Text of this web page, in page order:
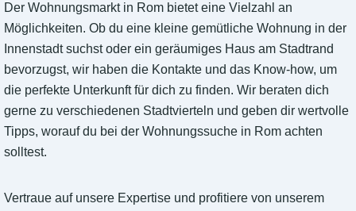
Der Wohnungsmarkt in Rom bietet eine Vielzahl an
Möglichkeiten. Ob du eine kleine gemütliche Wohnung in der
Innenstadt suchst oder ein geräumiges Haus am Stadtrand
bevorzugst, wir haben die Kontakte und das Know-how, um
die perfekte Unterkunft für dich zu finden. Wir beraten dich
gerne zu verschiedenen Stadtvierteln und geben dir wertvolle
Tipps, worauf du bei der Wohnungssuche in Rom achten
solltest.
Vertraue auf unsere Expertise und profitiere von unserem